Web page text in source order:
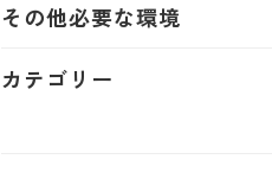
その他必要な環境
カテゴリー